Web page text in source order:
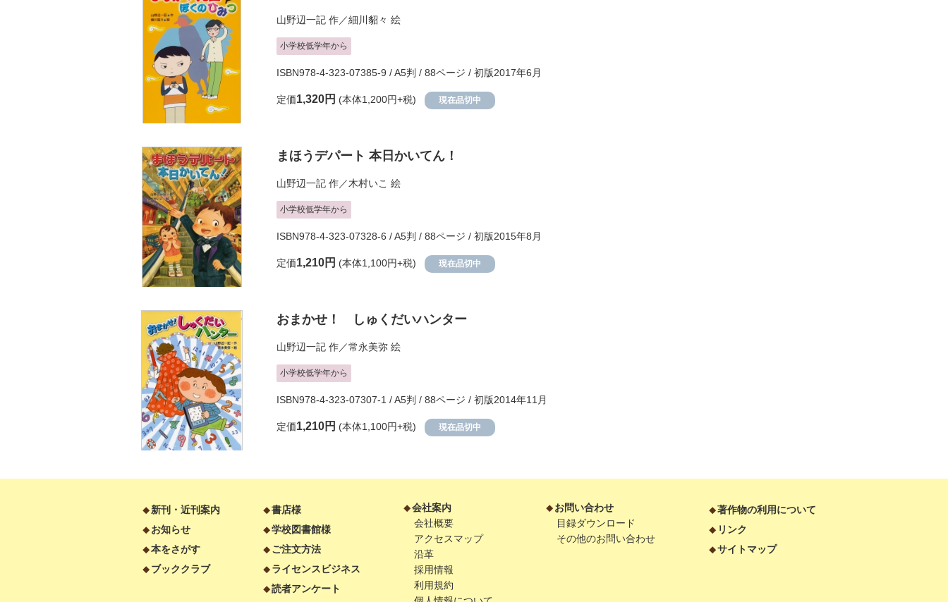
山野辺一記 作／細川貂々 絵
小学校低学年から
ISBN978-4-323-07385-9 / A5判 / 88ページ / 初版2017年6月
定価1,320円 (本体1,200円+税) 現在品切中
まほうデパート 本日かいてん！
山野辺一記 作／木村いこ 絵
小学校低学年から
ISBN978-4-323-07328-6 / A5判 / 88ページ / 初版2015年8月
定価1,210円 (本体1,100円+税) 現在品切中
おまかせ！ しゅくだいハンター
山野辺一記 作／常永美弥 絵
小学校低学年から
ISBN978-4-323-07307-1 / A5判 / 88ページ / 初版2014年11月
定価1,210円 (本体1,100円+税) 現在品切中
新刊・近刊案内
お知らせ
本をさがす
ブッククラブ
書店様
学校図書館様
ご注文方法
ライセンスビジネス
読者アンケート
会社案内
会社概要
アクセスマップ
沿革
採用情報
利用規約
お問い合わせ
目録ダウンロード
その他のお問い合わせ
著作物の利用について
リンク
サイトマップ